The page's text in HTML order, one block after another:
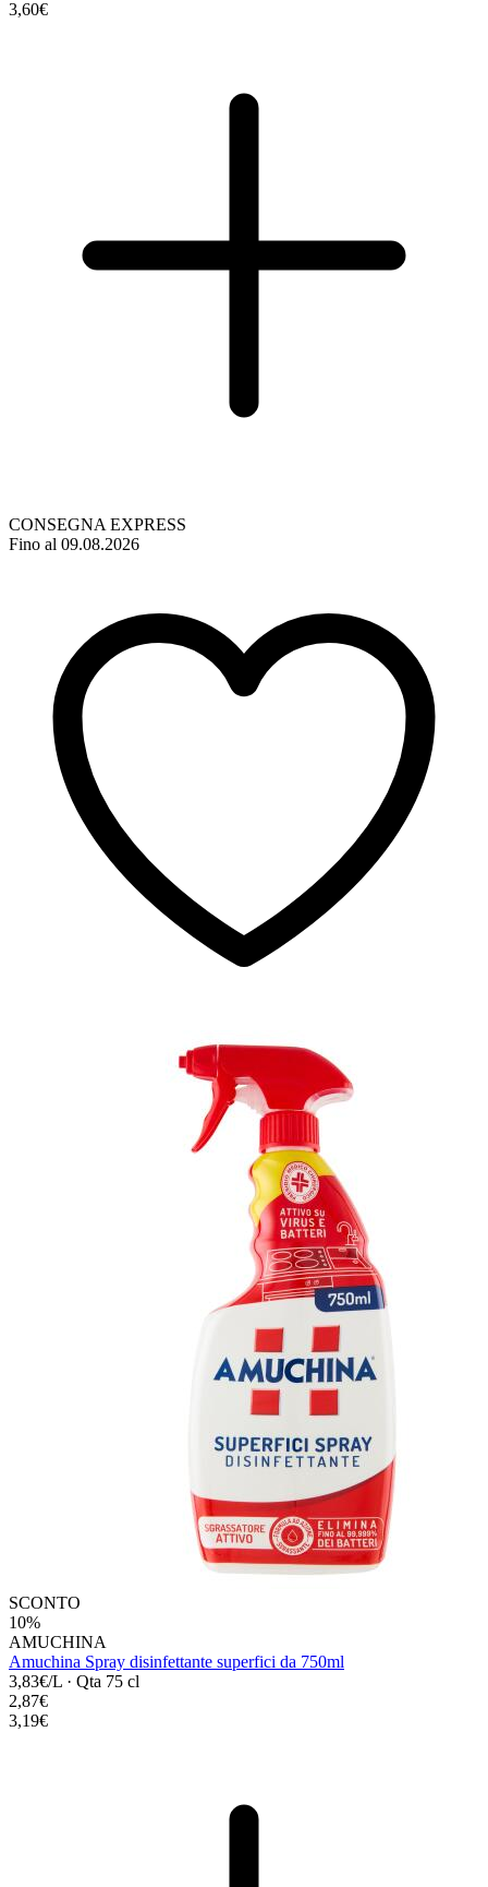
3,60€
CONSEGNA EXPRESS
Fino al 09.08.2026
SCONTO
10%
AMUCHINA
Amuchina Spray disinfettante superfici da 750ml
3,83€/L · Qta 75 cl
2,87€
3,19€